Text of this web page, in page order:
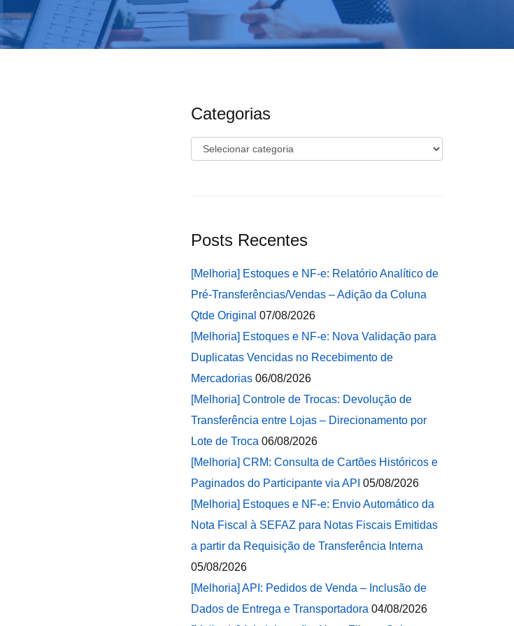
Categorias
Categorias
Posts Recentes
[Melhoria] Estoques e NF-e: Relatório Analítico de
Pré-Transferências/Vendas – Adição da Coluna
Qtde Original 07/08/2026
[Melhoria] Estoques e NF-e: Nova Validação para
Duplicatas Vencidas no Recebimento de
Mercadorias 06/08/2026
[Melhoria] Controle de Trocas: Devolução de
Transferência entre Lojas – Direcionamento por
Lote de Troca 06/08/2026
[Melhoria] CRM: Consulta de Cartões Históricos e
Paginados do Participante via API 05/08/2026
[Melhoria] Estoques e NF-e: Envio Automático da
Nota Fiscal à SEFAZ para Notas Fiscais Emitidas
a partir da Requisição de Transferência Interna
05/08/2026
[Melhoria] API: Pedidos de Venda – Inclusão de
Dados de Entrega e Transportadora 04/08/2026